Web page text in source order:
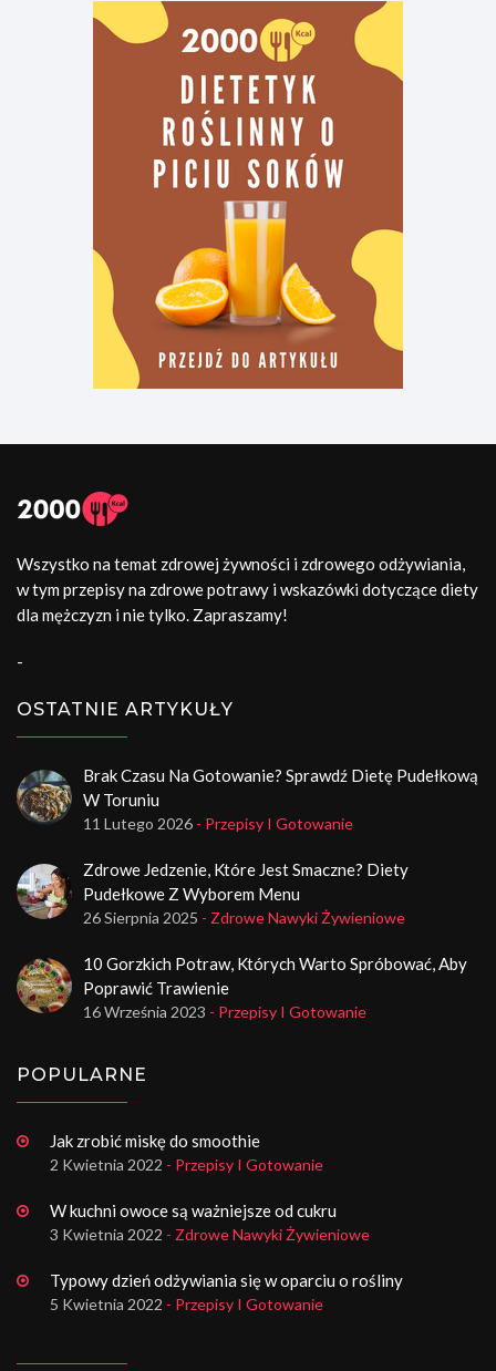
Wszystko na temat zdrowej żywności i zdrowego odżywiania,
w tym przepisy na zdrowe potrawy i wskazówki dotyczące diety
dla mężczyzn i nie tylko. Zapraszamy!
-
OSTATNIE ARTYKUŁY
Brak Czasu Na Gotowanie? Sprawdź Dietę Pudełkową
W Toruniu
11 Lutego 2026 - Przepisy I Gotowanie
Zdrowe Jedzenie, Które Jest Smaczne? Diety
Pudełkowe Z Wyborem Menu
26 Sierpnia 2025 - Zdrowe Nawyki Żywieniowe
10 Gorzkich Potraw, Których Warto Spróbować, Aby
Poprawić Trawienie
16 Września 2023 - Przepisy I Gotowanie
POPULARNE
Jak zrobić miskę do smoothie
2 Kwietnia 2022 - Przepisy I Gotowanie
W kuchni owoce są ważniejsze od cukru
3 Kwietnia 2022 - Zdrowe Nawyki Żywieniowe
Typowy dzień odżywiania się w oparciu o rośliny
5 Kwietnia 2022 - Przepisy I Gotowanie